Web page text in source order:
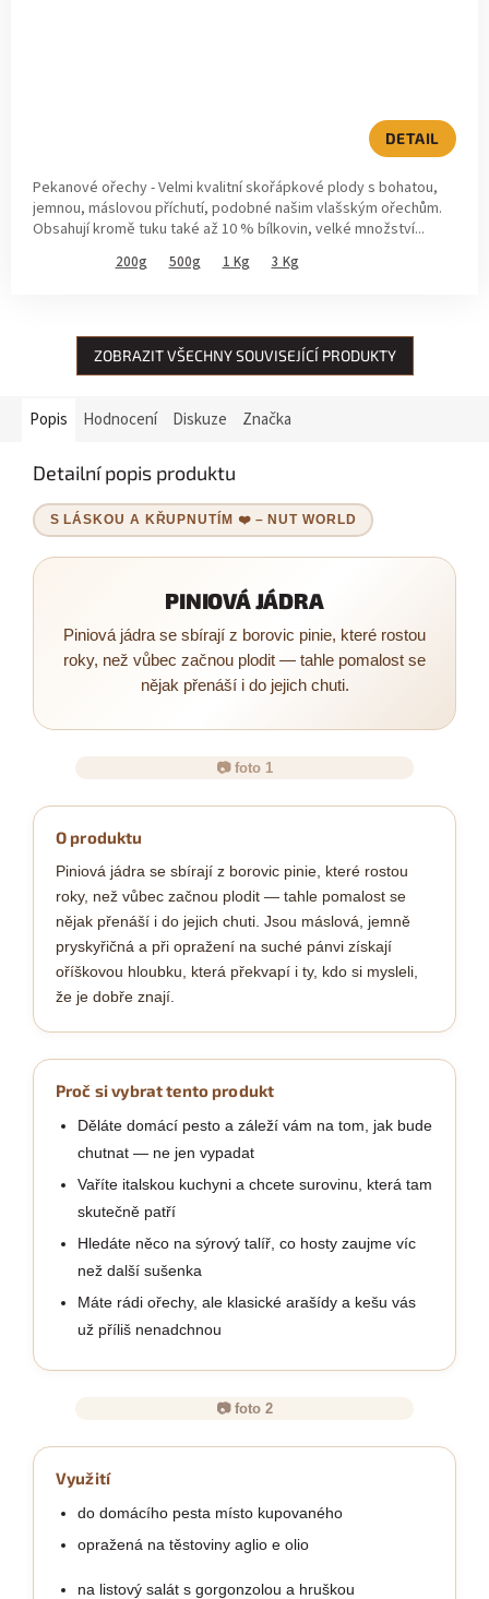
DETAIL
Pekanové ořechy - Velmi kvalitní skořápkové plody s bohatou,
jemnou, máslovou příchutí, podobné našim vlašským ořechům.
Obsahují kromě tuku také až 10 % bílkovin, velké množství...
200g 500g 1 Kg 3 Kg
ZOBRAZIT VŠECHNY SOUVISEJÍCÍ PRODUKTY
Popis Hodnocení Diskuze Značka
Detailní popis produktu
S LÁSKOU A KŘUPNUTÍM ❤️ – NUT WORLD
PINIOVÁ JÁDRA
Piniová jádra se sbírají z borovic pinie, které rostou
roky, než vůbec začnou plodit — tahle pomalost se
nějak přenáší i do jejich chuti.
📷 foto 1
O produktu
Piniová jádra se sbírají z borovic pinie, které rostou
roky, než vůbec začnou plodit — tahle pomalost se
nějak přenáší i do jejich chuti. Jsou máslová, jemně
pryskyřičná a při opražení na suché pánvi získají
oříškovou hloubku, která překvapí i ty, kdo si mysleli,
že je dobře znají.
Proč si vybrat tento produkt
Děláte domácí pesto a záleží vám na tom, jak bude
chutnat — ne jen vypadat
Vaříte italskou kuchyni a chcete surovinu, která tam
skutečně patří
Hledáte něco na sýrový talíř, co hosty zaujme víc
než další sušenka
Máte rádi ořechy, ale klasické arašídy a kešu vás
už příliš nenadchnou
📷 foto 2
Využití
do domácího pesta místo kupovaného
opražená na těstoviny aglio e olio
na listový salát s gorgonzolou a hruškou